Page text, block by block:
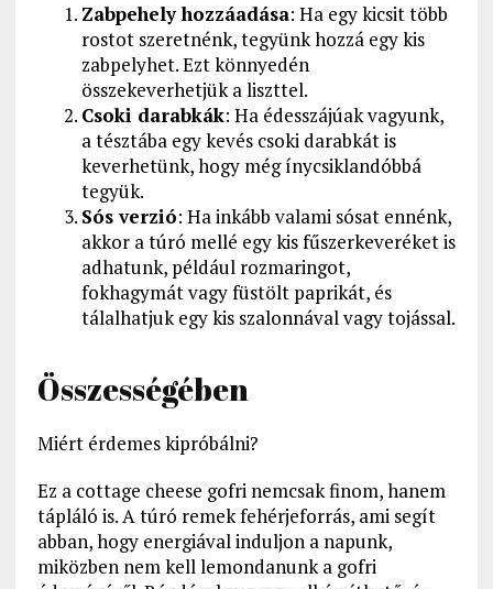
Zabpehely hozzáadása: Ha egy kicsit több
rostot szeretnénk, tegyünk hozzá egy kis
zabpelyhet. Ezt könnyedén
összekeverhetjük a liszttel.
Csoki darabkák: Ha édesszájúak vagyunk,
a tésztába egy kevés csoki darabkát is
keverhetünk, hogy még ínycsiklandóbbá
tegyük.
Sós verzió: Ha inkább valami sósat ennénk,
akkor a túró mellé egy kis fűszerkeveréket is
adhatunk, például rozmaringot,
fokhagymát vagy füstölt paprikát, és
tálalhatjuk egy kis szalonnával vagy tojással.
Összességében
Miért érdemes kipróbálni?
Ez a cottage cheese gofri nemcsak finom, hanem
tápláló is. A túró remek fehérjeforrás, ami segít
abban, hogy energiával induljon a napunk,
miközben nem kell lemondanunk a gofri